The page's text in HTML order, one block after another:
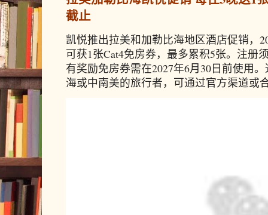
截止
凯悦推出拉美和加勒比海地区酒店促销，
可获1张Cat4免房券，最多累积5张。注册
有奖励免房券需在2027年6月30日前使用
海或中南美的旅行者，可通过官方渠道或